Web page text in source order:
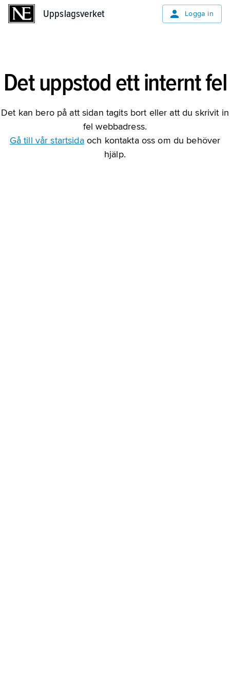
Uppslagsverket Logga in
Det uppstod ett internt fel
Det kan bero på att sidan tagits bort eller att du skrivit in
fel webbadress.
Gå till vår startsidaoch kontakta oss om du behöver
hjälp.